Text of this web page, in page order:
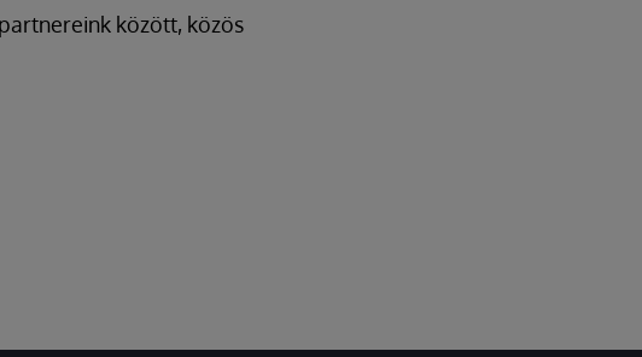
között, közös